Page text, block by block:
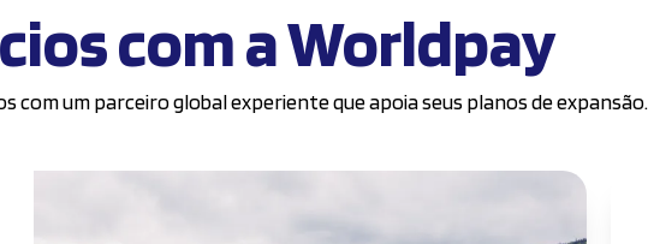
com a Worldpay
um parceiro global experiente que apoia seus planos de expansão.